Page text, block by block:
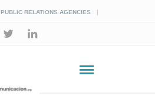
PUBLIC RELATIONS AGENCIES